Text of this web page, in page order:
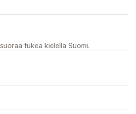
tukea kielellä Suomi.